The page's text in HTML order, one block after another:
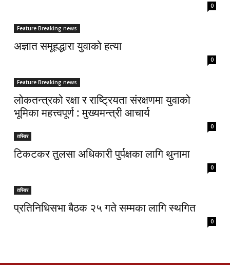
0
Feature Breaking news
अज्ञात समूहद्धारा युवाको हत्या
0
Feature Breaking news
लोकतन्त्रको रक्षा र राष्ट्रियता संरक्षणमा युवाको
भूमिका महत्त्वपूर्ण : मुख्यमन्त्री आचार्य
0
तस्विर
टिकटकर तुलसा अधिकारी पुर्पक्षका लागि थुनामा
0
तस्विर
प्रतिनिधिसभा बैठक २५ गते सम्मका लागि स्थगित
0